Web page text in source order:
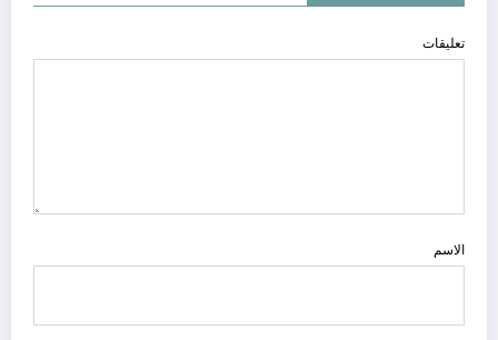
تعليقات
الاسم